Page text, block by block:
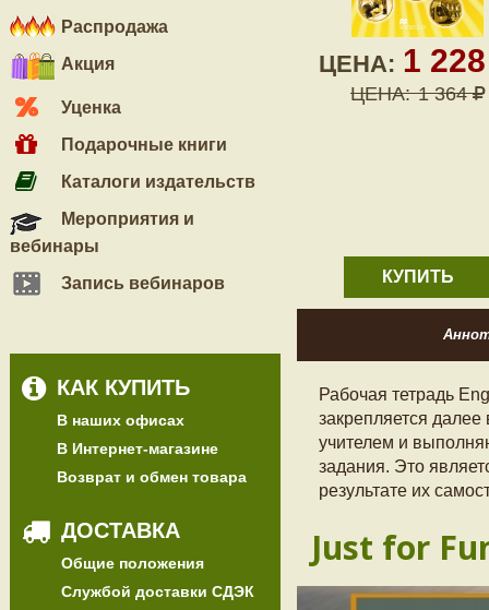
Распродажа
Акция
Уценка
Подарочные книги
Каталоги издательств
Мероприятия и
вебинары
Запись вебинаров
КАК КУПИТЬ
В наших офисах
В Интернет-магазине
Возврат и обмен товара
ДОСТАВКА
Общие положения
Службой доставки СДЭК
ЦЕНА: 1
ЦЕНА: 1 364
КУПИТЬ
Рабочая тетрадь
закрепляется
учителем и
задания. Это
результате их
Just for